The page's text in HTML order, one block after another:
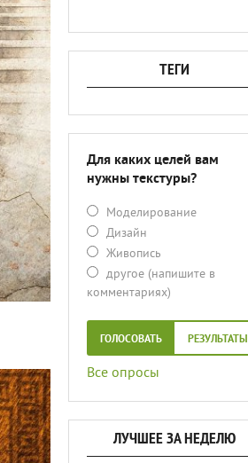
ТЕГИ
Для каких целей вам
нужны текстуры?
Моделирование
Дизайн
Живопись
другое (напишите в
комментариях)
ГОЛОСОВАТЬ РЕЗУЛЬТАТЫ
Все опросы
ЛУЧШЕЕ ЗА НЕДЕЛЮ